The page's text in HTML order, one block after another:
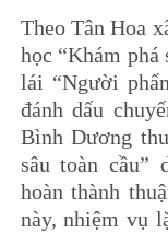
Theo Tân Hoa
học “Khám phá
lái “Người
đánh dấu
Bình Dương
sâu toàn cầu”
hoàn thành
này, nhiệm vụ